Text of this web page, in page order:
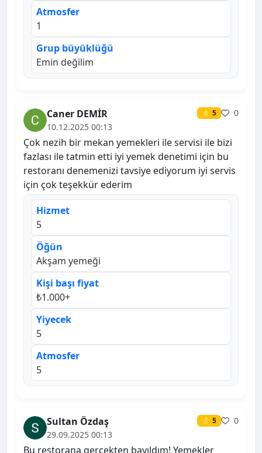
Atmosfer
1
Grup büyüklüğü
Emin değilim
Caner DEMİR ⭐ 5
0
10.12.2025 00:13
Çok nezih bir mekan yemekleri ile servisi ile bizi
fazlası ile tatmin etti iyi yemek denetimi için bu
restoranı denemenizi tavsiye ediyorum iyi servis
için çok teşekkür ederim
Hizmet
5
Öğün
Akşam yemeği
Kişi başı fiyat
₺1.000+
Yiyecek
5
Atmosfer
5
Sultan Özdaş ⭐ 5
0
29.09.2025 00:13
Bu restorana gerçekten bayıldım! Yemekler